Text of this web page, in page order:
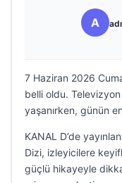
A
7 Haziran 2026
belli oldu. Televizyon
yaşanırken, günün
KANAL D’de
Dizi, izleyicilere
güçlü hikayeyle